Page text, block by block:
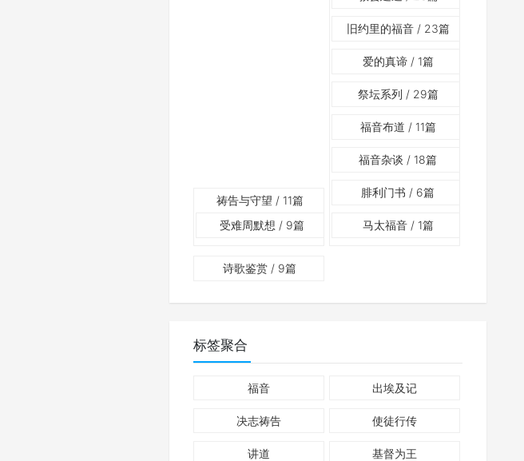
祷告与守望 / 11篇
受难周默想 / 9篇
旧约里的福音/ 23篇
爱的真谛/ 1篇
祭坛系列 / 29篇
福音布道 / 11篇
福音杂谈 / 18篇
腓利门书 / 6篇
马太福音/ 1篇
诗歌鉴赏 / 9篇
标签聚合
福音 出埃及记
决志祷告 使徒行传
讲道 基督为王